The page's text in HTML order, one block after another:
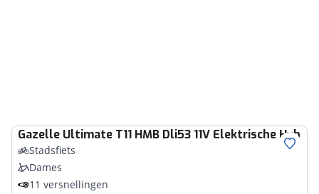
Gazelle Ultimate T11 HMB Dli53 11V Elektrische
Stadsfiets
Dames
11 versnellingen